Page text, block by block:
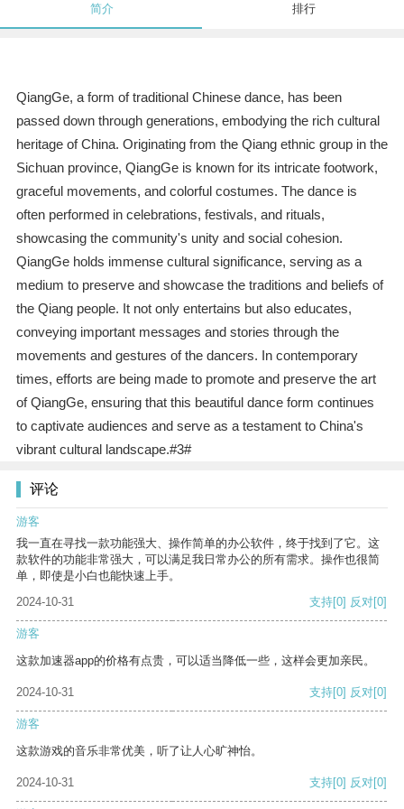
简介 排行
QiangGe, a form of traditional Chinese dance, has been
passed down through generations, embodying the rich cultural
heritage of China. Originating from the Qiang ethnic group in the
Sichuan province, QiangGe is known for its intricate footwork,
graceful movements, and colorful costumes. The dance is
often performed in celebrations, festivals, and rituals,
showcasing the community's unity and social cohesion.
QiangGe holds immense cultural significance, serving as a
medium to preserve and showcase the traditions and beliefs of
the Qiang people. It not only entertains but also educates,
conveying important messages and stories through the
movements and gestures of the dancers. In contemporary
times, efforts are being made to promote and preserve the art
of QiangGe, ensuring that this beautiful dance form continues
to captivate audiences and serve as a testament to China's
vibrant cultural landscape.#3#
评论
游客
我一直在寻找一款功能强大、操作简单的办公软件，终于找到了它。这
款软件的功能非常强大，可以满足我日常办公的所有需求。操作也很简
单，即使是小白也能快速上手。
2024-10-31
支持[0] 反对[0]
游客
这款加速器app的价格有点贵，可以适当降低一些，这样会更加亲民。
2024-10-31 支持[0] 反对[0]
游客
这款游戏的音乐非常优美，听了让人心旷神怡。
2024-10-31 支持[0] 反对[0]